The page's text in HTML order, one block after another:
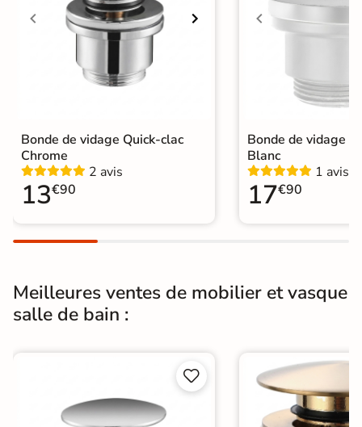
L'entretien se fait avec un chiffon
humide, avec ou sans détergent.
Attention à ne pas utiliser les
éponges avec laine d'acier pouvant
rayer la robinetterie. Si votre eau est
trop calcaire, un nettoyage mensuel
nécessaire.
Garantie
Origine
Catégories
Bonde de vidage Quick-clac
Chrome
2 avis
13€90
Bonde de vidage
Blanc
1 avis
17€90
Meilleures ventes de mobilier et vasque
salle de bain :

